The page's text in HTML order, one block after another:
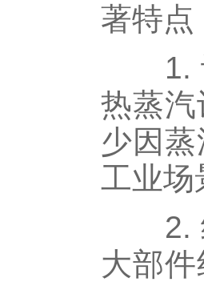
著特点
1. 计
热蒸
少因
工业场
2. 结
大部